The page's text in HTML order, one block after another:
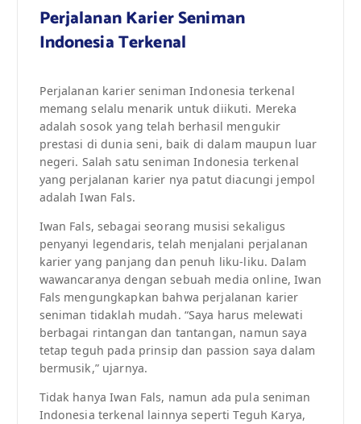
Perjalanan Karier Seniman
Indonesia Terkenal
Perjalanan karier seniman Indonesia terkenal
memang selalu menarik untuk diikuti. Mereka
adalah sosok yang telah berhasil mengukir
prestasi di dunia seni, baik di dalam maupun luar
negeri. Salah satu seniman Indonesia terkenal
yang perjalanan karier nya patut diacungi jempol
adalah Iwan Fals.
Iwan Fals, sebagai seorang musisi sekaligus
penyanyi legendaris, telah menjalani perjalanan
karier yang panjang dan penuh liku-liku. Dalam
wawancaranya dengan sebuah media online, Iwan
Fals mengungkapkan bahwa perjalanan karier
seniman tidaklah mudah. “Saya harus melewati
berbagai rintangan dan tantangan, namun saya
tetap teguh pada prinsip dan passion saya dalam
bermusik,” ujarnya.
Tidak hanya Iwan Fals, namun ada pula seniman
Indonesia terkenal lainnya seperti Teguh Karya,